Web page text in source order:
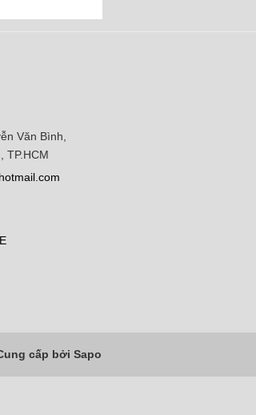
Văn Bình,
TP.HCM
cấp bởi Sapo